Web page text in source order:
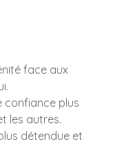
face aux
confiance plus
les autres.
détendue et